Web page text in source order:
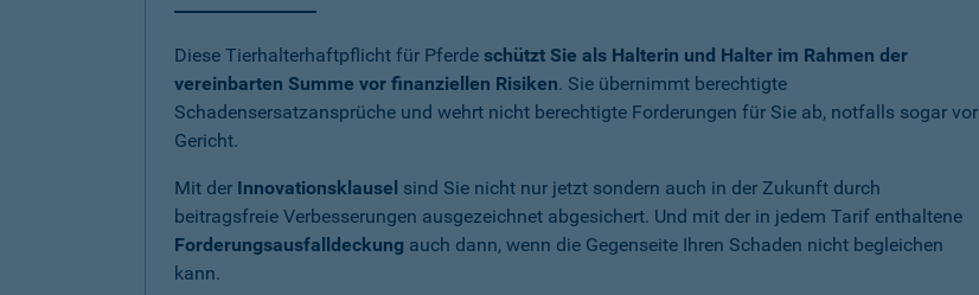
Diese Tierhalterhaftpflicht für Pferde schützt Sie als Halterin und Halter im Rahmen der
vereinbarten Summe vor finanziellen Risiken. Sie übernimmt berechtigte
Schadensersatzansprüche und wehrt nicht berechtigte Forderungen für Sie ab, notfalls sogar vor
Gericht.
Mit der Innovationsklausel sind Sie nicht nur jetzt sondern auch in der Zukunft durch
beitragsfreie Verbesserungen ausgezeichnet abgesichert. Und mit der in jedem Tarif enthaltene
Forderungsausfalldeckung auch dann, wenn die Gegenseite Ihren Schaden nicht begleichen
kann.